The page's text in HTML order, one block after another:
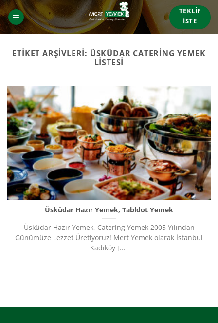
İçeriğe
atla
TEKLIF
İSTE
ETIKET ARŞIVLERI: ÜSKÜDAR CATERING YEMEK
LISTESI
Üsküdar Hazır Yemek, Tabldot Yemek
Üsküdar Hazır Yemek, Catering Yemek 2005 Yılından
Günümüze Lezzet Üretiyoruz!​ Mert Yemek olarak İstanbul
Kadıköy [...]